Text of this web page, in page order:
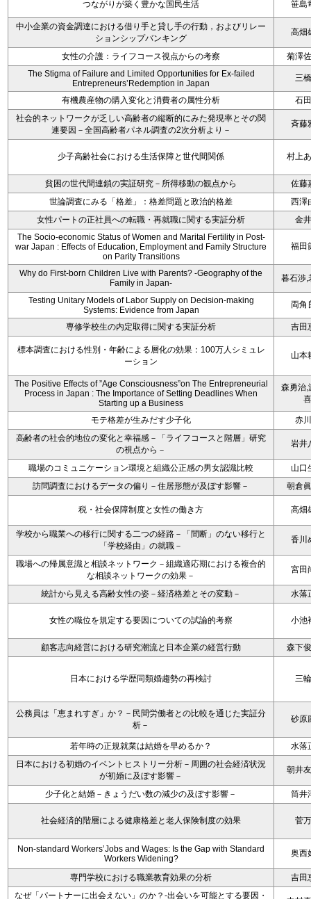
つながりが築く豊かな国民生活 笹島
中小企業の資金調達における借り手と貸し手の行動，およびリレー
ションシップバンキング
高畑
女性の介護：ライフコース視点からの考察
菊澤
The Stigma of Failure and Limited Opportunities for Ex-failed
Entrepreneurs’Redemption in Japan
三
有機農産物の購入変化と消費者の属性分析
石
社会的ネットワークが乏しい高齢者の縦断的にみた発現率とその関
連要因－全国高齢者パネル調査の2次分析より－
斉藤
少子高齢社会における生活保障と世代間関係 村上
貧困の世代間連鎖の実証研究－所得移動の観点から
佐藤
世論調査にみる「格差」：格差問題と政治的格差
西澤
女性パートの正社員への転職・再就職に関する実証分析
金
The Socio-economic Status of Women and Marital Fertility in Post-
war Japan : Effects of Education, Employment and Family Structure
on Parity Transitions
福田
Why do First-born Children Live with Parents? -Geography of the
Family in Japan-
暮石渉,
Testing Unitary Models of Labor Supply on Decision-making
Systems: Evidence from Japan
両角
専修学校生の内定取得に関する実証分析 吉田
標本調査における性別・年齢による層化の効果：100万人シミュレ
ーション
山本
The Positive Effects of ”Age Consciousness”on The Entrepreneurial
Process in Japan : The Importance of Setting Deadlines When
Starting up a Business
森勇治,
喜
モテ格差が生みだす少子化
赤
高齢者の社会的地位の変化と幸福感－「ライフコースと階層」研究
の視点から－
岩井
職場のコミュニケーション環境と組織公正感の男女認識比較
山口
訪問調査におけるデータの偏り－住居形態が及ぼす影響－
朝倉
税・社会保障制度と女性の働き方 高畑
学校から職業への移行に関する二つの経路－「間断」のない移行と
「学校経由」の就職－
香川
職場への帰属意識と相談ネットワーク－組織適応期における複合的
な相談ネットワークの効果－
宮田
統計から見える高齢女性の姿－経済格差とその変動－ 水落
女性の職位を規定する要因についての試論的考察 小池
顧客志向経営における研究潮流と日本企業の経営行動 森下
日本における学歴同類婚趨勢の再検討 三
公務員は「恵まれすぎ」か？－民間労働者との比較を通じた実証分
析－
砂原
若年時の正規就業は結婚を早めるか？
水落
日本における初婚のイベントヒストリー分析－周囲の社会経済状況
が初婚に及ぼす影響－
朝井
少子化と結婚－きょうだい数の減少の及ぼす影響－ 筒井
社会経済的階層による健康格差と老人保険制度の効果 菅
Non-standard Workers’Jobs and Wages: Is the Gap with Standard
Workers Widening?
奥西
専門学校における職業教育効果の分析
吉田
なぜ「パートナーに出会えない」のか？-出会いを可能とする要因・